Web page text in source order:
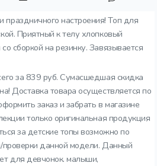
настроения! Топ для
Приятный к телу хлопковый
сборкой на резинку. Завязывается
за 839 руб. Сумасшедшая скидка
Доставка товара осуществляется по
заказ и забрать в магазине
только оригинальная продукция
за детские топы возможно по
проверки данной модели. Данный
для девчонок. малыши,